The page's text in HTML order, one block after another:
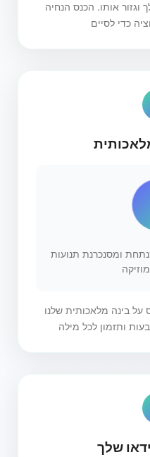
אותו. הכנס הנחיה
ומסנכרנת תנועות
על בינה מלאכותית שלנו
שלך